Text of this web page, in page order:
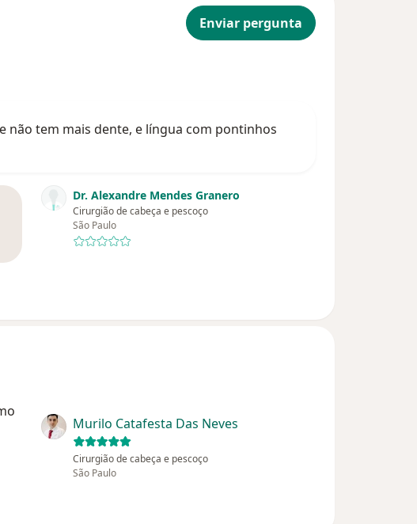
Enviar pergunta
não tem mais dente, e língua com pontinhos
Dr. Alexandre Mendes Granero
Cirurgião de cabeça e pescoço
São Paulo
Murilo Catafesta Das Neves
Cirurgião de cabeça e pescoço
São Paulo